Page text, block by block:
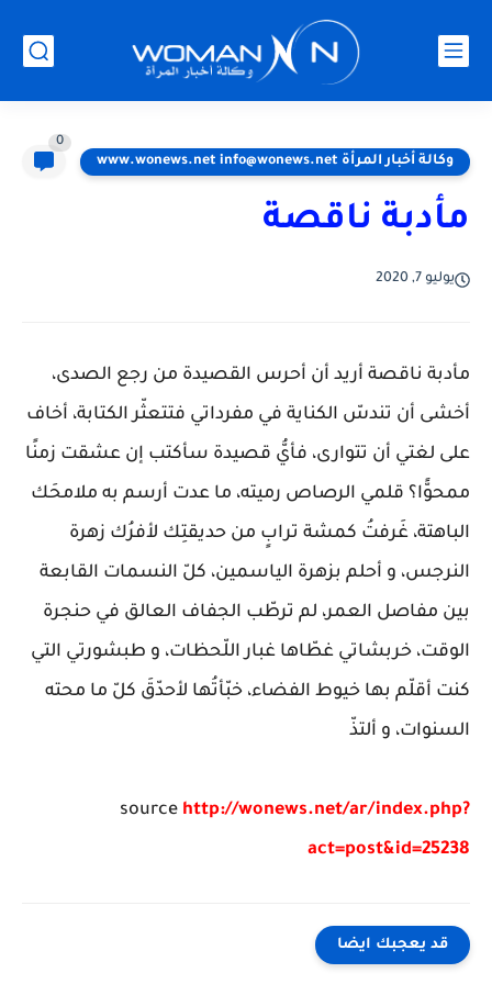
وكالة أخبار المرأة www.wonews.net info@wonews.net
0
مأدبة ناقصة
يوليو 7, 2020
مأدبة ناقصة أريد أن أحرس القصيدة من رجع الصدى،
أخشى أن تندسّ الكناية في مفرداتي فتتعثّر الكتابة، أخاف
على لغتي أن تتوارى، فأيُّ قصيدة سأكتب إن عشقت زمنًا
ممحوًّا؟ قلمي الرصاص رميته، ما عدت أرسم به ملامحَك
الباهتة، غَرفتُ كمشة ترابٍ من حديقتِك لأفرُك زهرة
النرجس، و أحلم بزهرة الياسمين، كلّ النسمات القابعة
بين مفاصل العمر، لم ترطّب الجفاف العالق في حنجرة
الوقت، خربشاتي غطّاها غبار اللّحظات، و طبشورتي التي
كنت أقلّم بها خيوط الفضاء، خبّأتُها لأحدّقَ كلّ ما محته
السنوات، و ألتذّ
source http://wonews.net/ar/index.php?
act=post&id=25238
قد يعجبك ايضا